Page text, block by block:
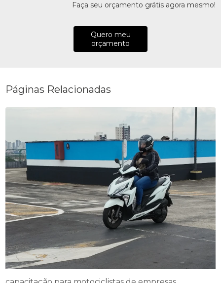
Faça seu orçamento grátis agora mesmo!
Quero meu
orçamento
Páginas Relacionadas